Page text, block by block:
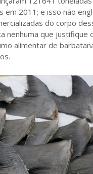
2011; e isso não
do corpo
nenhuma que
alimentar de